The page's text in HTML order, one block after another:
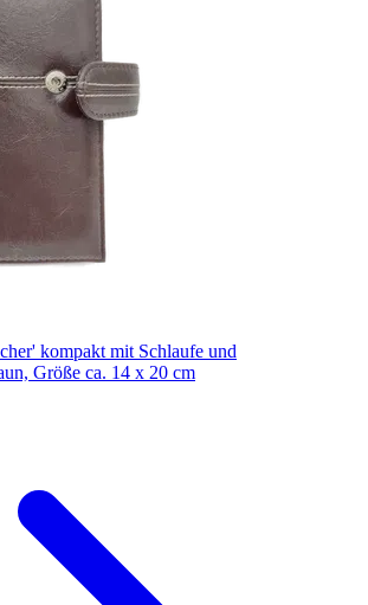
kompakt mit Schlaufe und
Größe ca. 14 x 20 cm